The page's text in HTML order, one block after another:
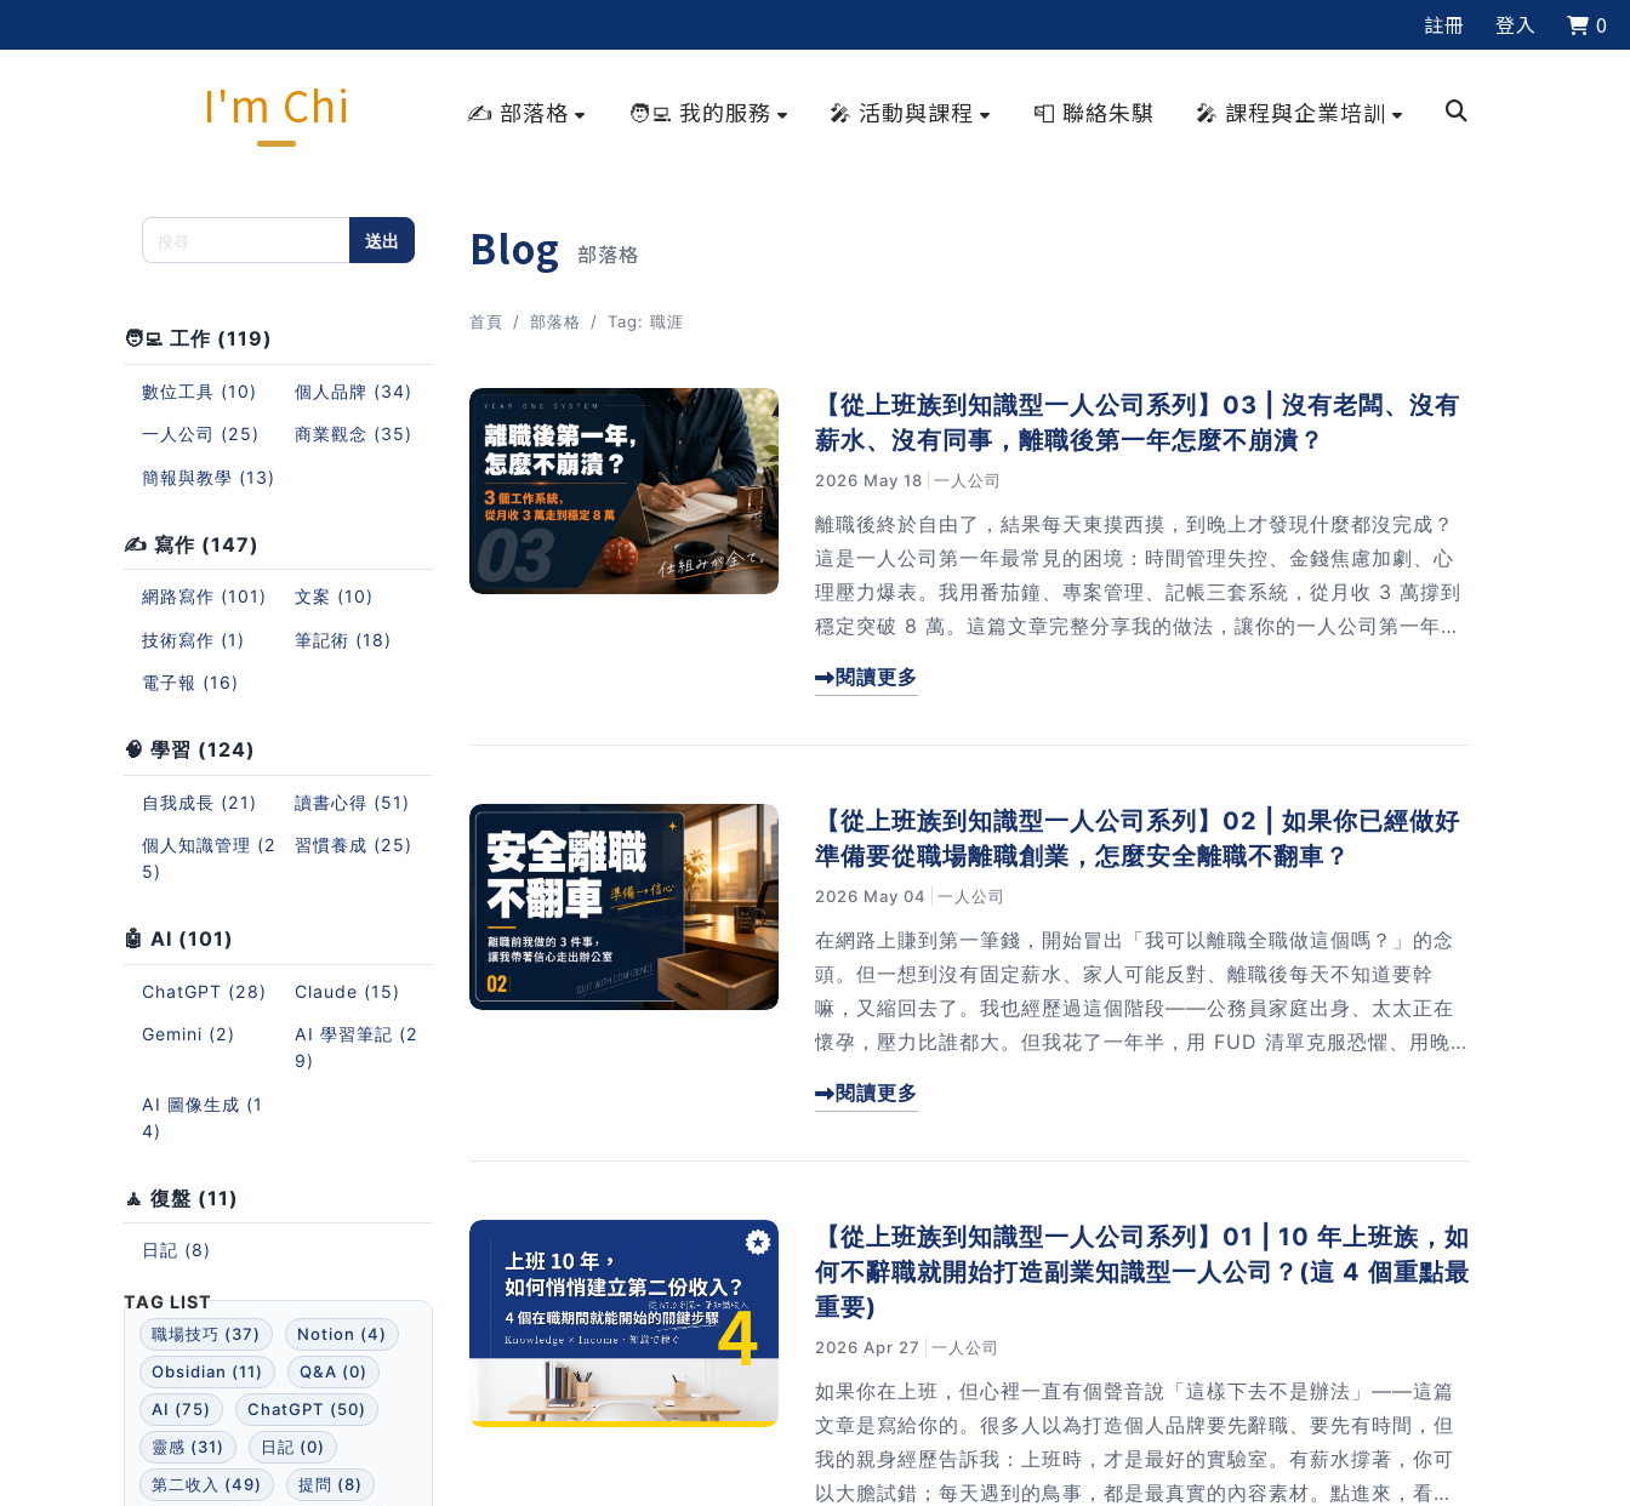
註冊 登入 0
I'm Chi ✍️ 部落格 🧑‍💻 我的服務 🎤 活動與課程 📮 聯絡朱騏 🎤 課程與企業培訓
送出
🧑‍💻 工作 (119)
數位工具 (10) 個人品牌 (34)
一人公司 (25) 商業觀念 (35)
簡報與教學 (13)
✍️ 寫作 (147)
網路寫作 (101) 文案 (10)
技術寫作 (1) 筆記術 (18)
電子報 (16)
🧠 學習 (124)
自我成長 (21) 讀書心得 (51)
個人知識管理 (2
5)
習慣養成 (25)
🤖 AI (101)
ChatGPT (28) Claude (15)
Gemini (2)
AI 學習筆記 (2
9)
AI 圖像生成 (1
4)
🧘 復盤 (11)
日記 (8)
職場技巧 (37)
Notion (4)
Obsidian (11)
Q&A (0)
AI (75)
ChatGPT (50)
靈感 (31)
日記 (0)
第二收入 (49)
提問 (8)
Blog 部落格
首頁 部落格 Tag: 職涯
【從上班族到知識型一人公司系列】03 | 沒有老闆、沒有
薪水、沒有同事，離職後第一年怎麼不崩潰？
2026 May 18 一人公司
離職後終於自由了，結果每天東摸西摸，到晚上才發現什麼都沒完成？
這是一人公司第一年最常見的困境：時間管理失控、金錢焦慮加劇、心
理壓力爆表。我用番茄鐘、專案管理、記帳三套系統，從月收 3 萬撐到
穩定突破 8 萬。這篇文章完整分享我的做法，讓你的一人公司第一年不
閱讀更多
【從上班族到知識型一人公司系列】02 | 如果你已經做好
準備要從職場離職創業，怎麼安全離職不翻車？
2026 May 04 一人公司
在網路上賺到第一筆錢，開始冒出「我可以離職全職做這個嗎？」的念
頭。但一想到沒有固定薪水、家人可能反對、離職後每天不知道要幹
嘛，又縮回去了。我也經歷過這個階段——公務員家庭出身、太太正在
懷孕，壓力比誰都大。但我花了一年半，用 FUD 清單克服恐懼、用晚
篇文章分享我的 3 步驟準備流程，讓你從「想離職」真正走到「準備好
閱讀更多
【從上班族到知識型一人公司系列】01 | 10 年上班族，如
何不辭職就開始打造副業知識型一人公司？(這 4 個重點最
重要)
2026 Apr 27 一人公司
如果你在上班，但心裡一直有個聲音說「這樣下去不是辦法」——這篇
文章是寫給你的。很多人以為打造個人品牌要先辭職、要先有時間，但
我的親身經歷告訴我：上班時，才是最好的實驗室。有薪水撐著，你可
以大膽試錯；每天遇到的鳥事，都是最真實的內容素材。點進來，看完